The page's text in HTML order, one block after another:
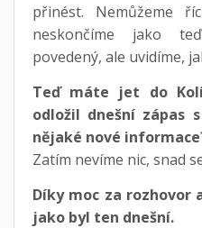
přinést. Nemůžeme
neskončíme jako
povedený, ale uvidíme,
Teď máte jet do
odložil dnešní zápas
nějaké nové
Zatím nevíme nic, snad
Díky moc za rozhovor
jako byl ten dnešní.